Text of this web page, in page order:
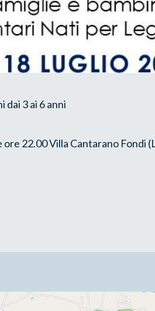
dai 3 ai 6 anni
ore 22.00 Villa Cantarano Fondi